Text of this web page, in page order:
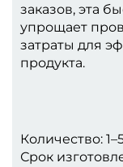
заказов, эта
упрощает
затраты для
продукта.
Количество:
Срок